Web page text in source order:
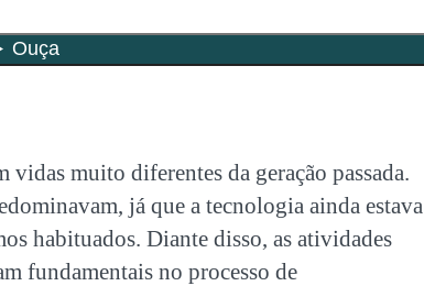
vidas muito diferentes da geração passada.
já que a tecnologia ainda estava
habituados. Diante disso, as atividades
fundamentais no processo de